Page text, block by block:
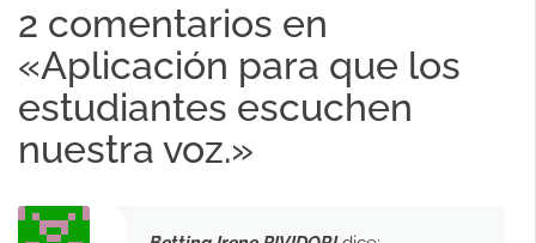
2 comentarios en
«Aplicación para que los
estudiantes escuchen
nuestra voz.»